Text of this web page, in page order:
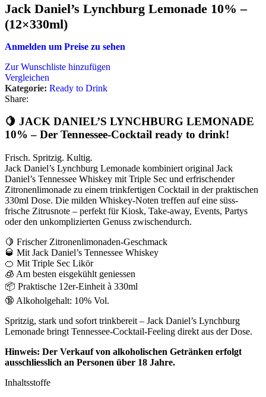
Jack Daniel’s Lynchburg Lemonade 10% –
(12×330ml)
Anmelden um Preise zu sehen
Zur Wunschliste hinzufügen
Vergleichen
Kategorie: Ready to Drink
Share:
🍋 JACK DANIEL’S LYNCHBURG LEMONADE
10% – Der Tennessee-Cocktail ready to drink!
Frisch. Spritzig. Kultig.
Jack Daniel’s Lynchburg Lemonade kombiniert original Jack
Daniel’s Tennessee Whiskey mit Triple Sec und erfrischender
Zitronenlimonade zu einem trinkfertigen Cocktail in der praktischen
330ml Dose. Die milden Whiskey-Noten treffen auf eine süss-
frische Zitrusnote – perfekt für Kiosk, Take-away, Events, Partys
oder den unkomplizierten Genuss zwischendurch.
🍋 Frischer Zitronenlimonaden-Geschmack
🥃 Mit Jack Daniel’s Tennessee Whiskey
🍊 Mit Triple Sec Likör
🧊 Am besten eisgekühlt geniessen
📦 Praktische 12er-Einheit à 330ml
🔞 Alkoholgehalt: 10% Vol.
Spritzig, stark und sofort trinkbereit – Jack Daniel’s Lynchburg
Lemonade bringt Tennessee-Cocktail-Feeling direkt aus der Dose.
Hinweis: Der Verkauf von alkoholischen Getränken erfolgt
ausschliesslich an Personen über 18 Jahre.
Inhaltsstoffe